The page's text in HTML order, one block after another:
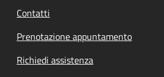
Contatti
Prenotazione appuntamento
Richiedi assistenza